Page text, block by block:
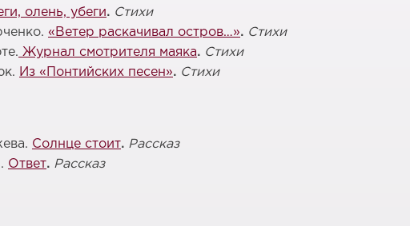
олень, убеги. Стихи
«Ветер раскачивал остров…». Стихи
Журнал смотрителя маяка. Стихи
Из «Понтийских песен». Стихи
Солнце стоит. Рассказ
Ответ. Рассказ